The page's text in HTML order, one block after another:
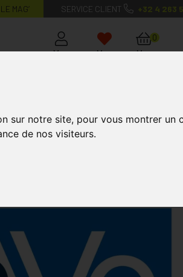
sur notre site, pour vous montrer un
de nos visiteurs.
LE MAG’ SERVICE CLIENT +32 4 263
Mon
Mes
Mon
0